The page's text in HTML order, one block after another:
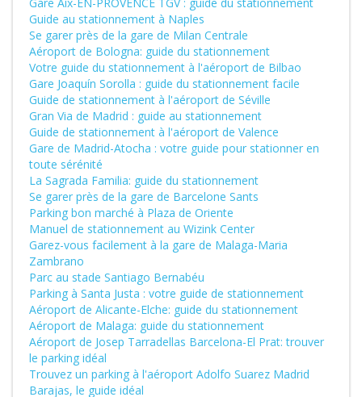
Guide au stationnement à Naples
Se garer près de la gare de Milan Centrale
Aéroport de Bologna: guide du stationnement
Votre guide du stationnement à l'aéroport de Bilbao
Gare Joaquín Sorolla : guide du stationnement facile
Guide de stationnement à l'aéroport de Séville
Gran Via de Madrid : guide au stationnement
Guide de stationnement à l'aéroport de Valence
Gare de Madrid-Atocha : votre guide pour stationner en
toute sérénité
La Sagrada Familia: guide du stationnement
Se garer près de la gare de Barcelone Sants
Parking bon marché à Plaza de Oriente
Manuel de stationnement au Wizink Center
Garez-vous facilement à la gare de Malaga-Maria
Zambrano
Parc au stade Santiago Bernabéu
Parking à Santa Justa : votre guide de stationnement
Aéroport de Alicante-Elche: guide du stationnement
Aéroport de Malaga: guide du stationnement
Aéroport de Josep Tarradellas Barcelona-El Prat: trouver
le parking idéal
Trouvez un parking à l'aéroport Adolfo Suarez Madrid
Barajas, le guide idéal